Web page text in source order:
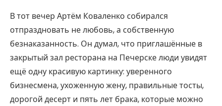
В тот вечер Артём Коваленко собирался
отпраздновать не любовь, а собственную
безнаказанность. Он думал, что приглашённые в
закрытый зал ресторана на Печерске люди увидят
ещё одну красивую картинку: уверенного
бизнесмена, ухоженную жену, правильные тосты,
дорогой десерт и пять лет брака, которые можно